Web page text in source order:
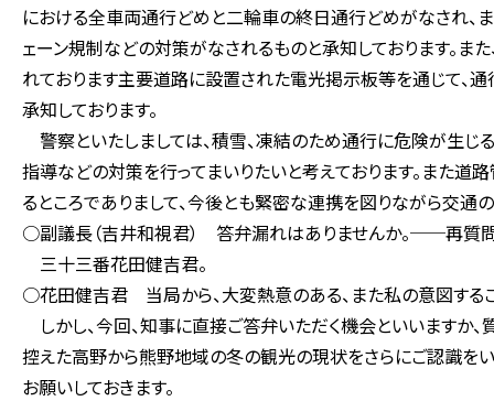
における全車両通行どめと二輪車の終日通行どめがなされ、
ェーン規制などの対策がなされるものと承知しております。ま
れております主要道路に設置された電光掲示板等を通じて、
承知しております。
警察といたしましては、積雪、凍結のため通行に危険が生じ
指導などの対策を行ってまいりたいと考えております。また
るところでありまして、今後とも緊密な連携を図りながら交通
○副議長（吉井和視君） 答弁漏れはありませんか。──再質問
三十三番花田健吉君。
○花田健吉君 当局から、大変熱意のある、また私の意図する
しかし、今回、知事に直接ご答弁いただく機会といいますか
控えた高野から熊野地域の冬の観光の現状をさらにご認識を
お願いしておきます。